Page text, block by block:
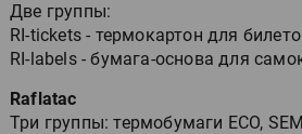
Две группы:
RI-tickets - термокартон для
RI-labels - бумага-основа для
Raflatac
Три группы: термобумаги ECO,